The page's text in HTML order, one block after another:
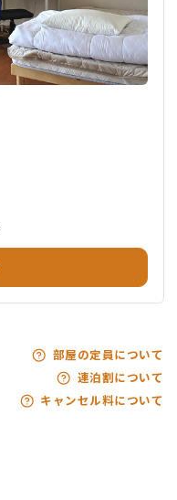
部屋の定員について
連泊割について
キャンセル料について